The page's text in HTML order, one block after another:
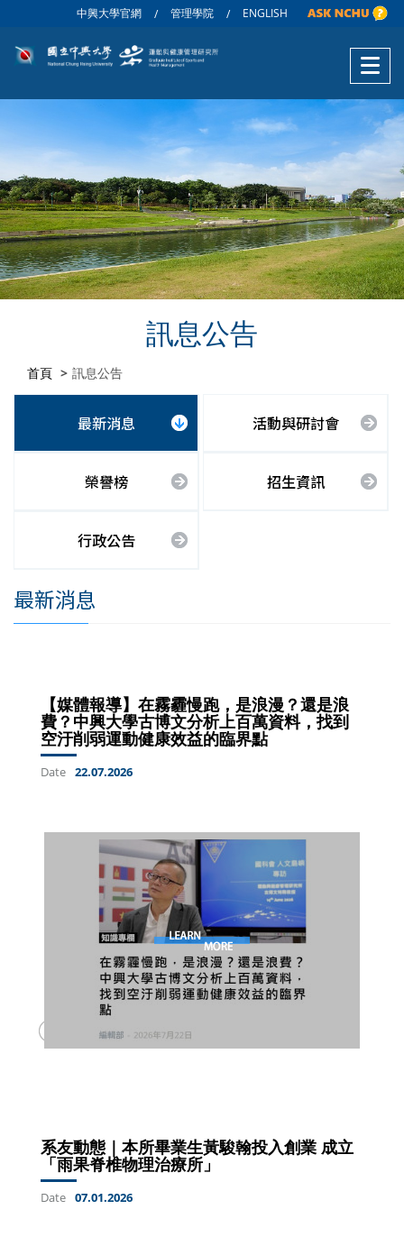
中興大學官網 / 管理學院 / ENGLISH
訊息公告
首頁 訊息公告
最新消息 活動與研討會
榮譽榜 招生資訊
行政公告
最新消息
【媒體報導】在霧霾慢跑，是浪漫？還是浪
費？中興大學古博文分析上百萬資料，找到
空汙削弱運動健康效益的臨界點
Date 22.07.2026
系友動態｜本所畢業生黃駿翰投入創業 成立
「雨果脊椎物理治療所」
Date 07.01.2026